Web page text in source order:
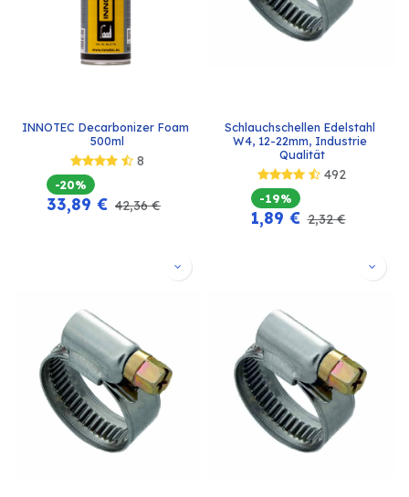
INNOTEC Decarbonizer Foam
500ml
8
-20%
33,89 € 42,36€
Schlauchschellen Edelstahl
W4, 12-22mm, Industrie
Qualität
492
-19%
1,89 € 2,32€